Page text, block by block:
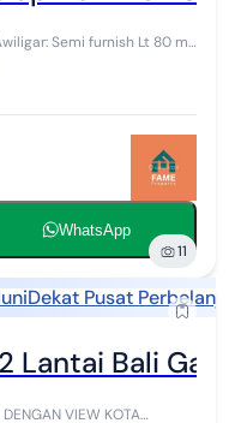
Semi furnish Lt 80 m²
WhatsApp
11
Dekat Pusat
Lantai Bali
VIEW KOTA